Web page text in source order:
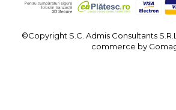
©Copyright S.C. Admis Consultants
commerce by